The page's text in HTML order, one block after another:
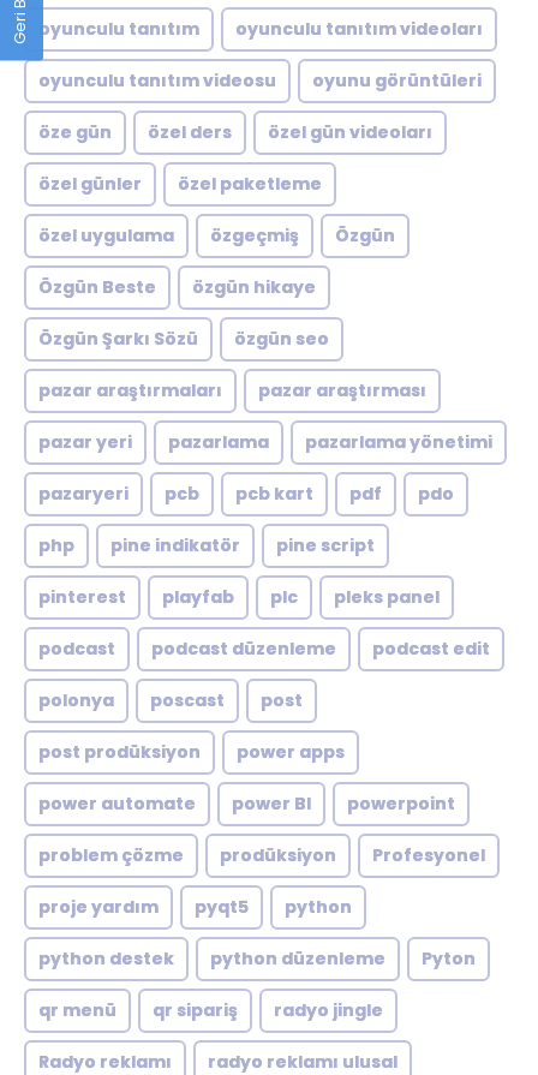
oyunculu tanıtım oyunculu tanıtım videoları
oyunculu tanıtım videosu oyunu görüntüleri
öze gün özel ders özel gün videoları
özel günler özel paketleme
özel uygulama özgeçmiş Özgün
Özgün Beste özgün hikaye
Özgün Şarkı Sözü özgün seo
pazar araştırmaları pazar araştırması
pazar yeri pazarlama pazarlama yönetimi
pazaryeri pcb pcb kart pdf pdo
php pine indikatör pine script
pinterest playfab plc pleks panel
podcast podcast düzenleme podcast edit
polonya poscast post
post prodüksiyon power apps
power automate power BI powerpoint
problem çözme prodüksiyon Profesyonel
proje yardım pyqt5 python
python destek python düzenleme Pyton
qr menü qr sipariş radyo jingle
Radyo reklamı radyo reklamı ulusal